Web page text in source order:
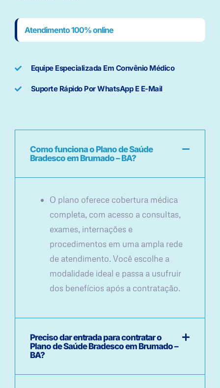
Atendimento 100% online
Equipe Especializada Em Convênio Médico
Suporte Rápido Por WhatsApp E E-Mail
Como funciona o Plano de Saúde
Bradesco em Brumado – BA?
O plano oferece cobertura médica
completa, com acesso a consultas,
exames, internações e
procedimentos em uma ampla rede
de atendimento. Você escolhe a
modalidade ideal e passa a usufruir
dos benefícios após a contratação.
Preciso dar entrada para contratar o
Plano de Saúde Bradesco em Brumado –
BA?